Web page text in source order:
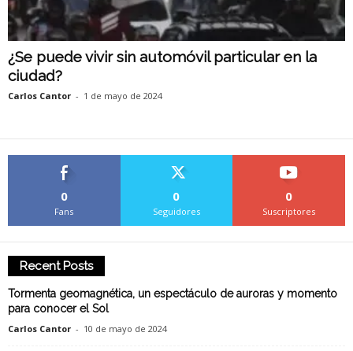
¿Se puede vivir sin automóvil particular en la
ciudad?
Carlos Cantor - 1 de mayo de 2024
0
Fans
0
Seguidores
0
Suscriptores
Recent Posts
Tormenta geomagnética, un espectáculo de auroras y momento
para conocer el Sol
Carlos Cantor - 10 de mayo de 2024